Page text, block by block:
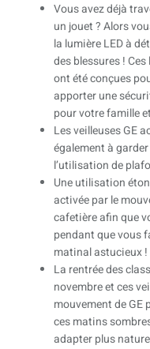
Vous avez déjà
un jouet ? Alors
la lumière LED à
des blessures !
ont été conçues
apporter une
pour votre famille
Les veilleuses GE
également à
l’utilisation de
Une utilisation
activée par le
cafetière afin que
pendant que vous
matinal astucieux !
La rentrée des
novembre et ces
mouvement de GE
ces matins
adapter plus